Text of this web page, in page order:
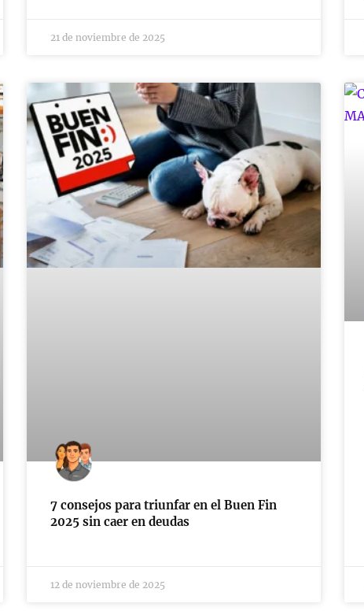
21 de noviembre de 2025
7 consejos para triunfar en el Buen Fin
2025 sin caer en deudas
12 de noviembre de 2025